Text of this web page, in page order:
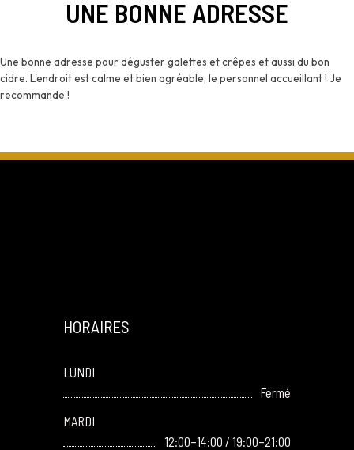
UNE BONNE ADRESSE
Une bonne adresse pour déguster galettes et crêpes et aussi du bon
cidre. L'endroit est calme et bien agréable, le personnel accueillant ! Je
recommande !
HORAIRES
LUNDI
Fermé
MARDI
12:00–14:00 / 19:00–21:00